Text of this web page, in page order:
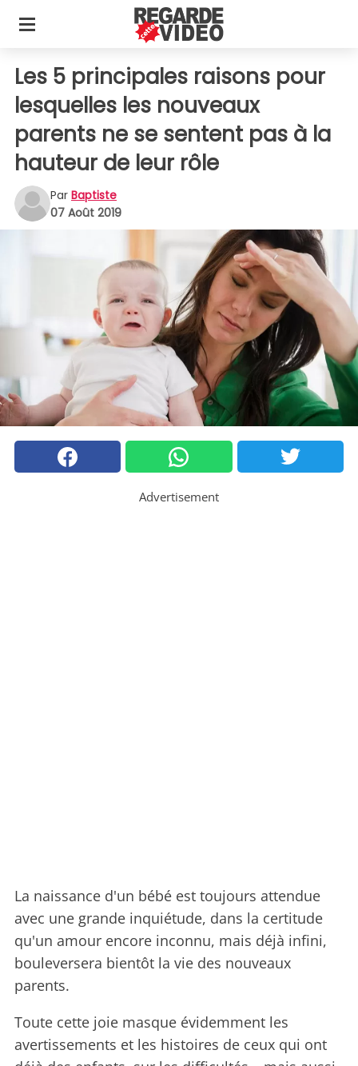
Les 5 principales raisons pour
lesquelles les nouveaux
parents ne se sentent pas à la
hauteur de leur rôle
Par Baptiste
07 Août 2019
Advertisement
La naissance d'un bébé est toujours attendue
avec une grande inquiétude, dans la certitude
qu'un amour encore inconnu, mais déjà infini,
bouleversera bientôt la vie des nouveaux
parents.
Toute cette joie masque évidemment les
avertissements et les histoires de ceux qui ont